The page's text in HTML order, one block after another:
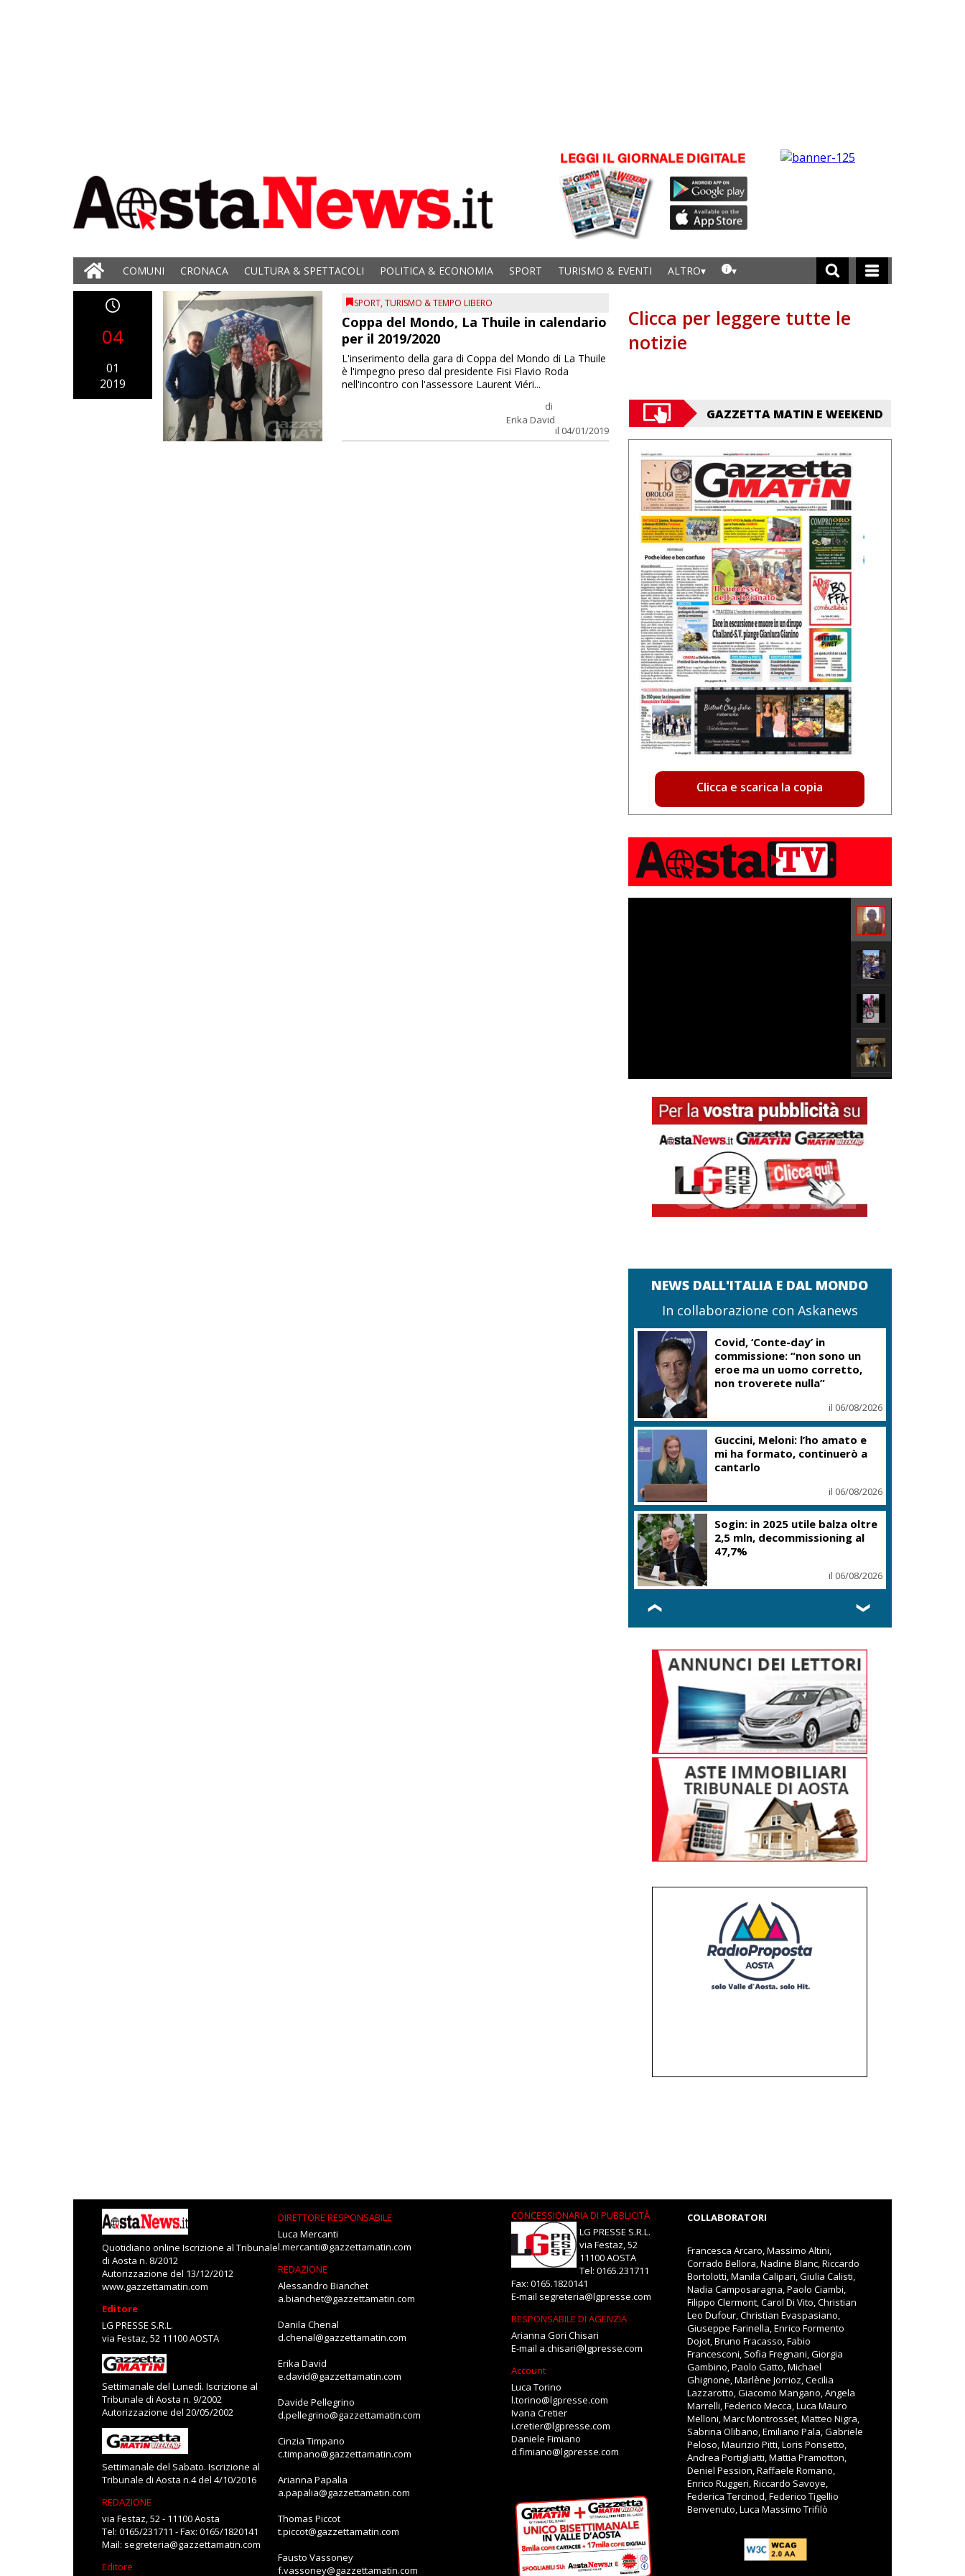
COMUNI CRONACA CULTURA & SPETTACOLI POLITICA & ECONOMIA SPORT TURISMO & EVENTI ALTRO
04
01
2019
SPORT,TURISMO & TEMPO LIBERO
Coppa del Mondo, La Thuile in calendario
per il 2019/2020
di
Erika David
il 04/01/2019
L'inserimento della gara di Coppa del Mondo di La Thuile
è l'impegno preso dal presidente Fisi Flavio Roda
nell'incontro con l'assessore Laurent Viéri...
Clicca per leggere tutte le
notizie
GAZZETTA MATIN E WEEKEND
Clicca e scarica la copia
NEWS DALL'ITALIA E DAL MONDO
In collaborazione con Askanews
Covid, ‘Conte-day’ in
commissione: “non sono un
eroe ma un uomo corretto,
non troverete nulla”
il 06/08/2026
Guccini, Meloni: l’ho amato e
mi ha formato, continuerò a
cantarlo
il 06/08/2026
Sogin: in 2025 utile balza oltre
2,5 mln, decommissioning al
47,7%
il 06/08/2026
❮ ❯
Quotidiano online Iscrizione al Tribunale
di Aosta n. 8/2012
Autorizzazione del 13/12/2012
www.gazzettamatin.com
Editore
LG PRESSE S.R.L.
via Festaz, 52 11100 AOSTA
Settimanale del Lunedì. Iscrizione al
Tribunale di Aosta n. 9/2002
Autorizzazione del 20/05/2002
Settimanale del Sabato. Iscrizione al
Tribunale di Aosta n.4 del 4/10/2016
REDAZIONE
via Festaz, 52 - 11100 Aosta
Tel: 0165/231711 - Fax: 0165/1820141
Mail: segreteria@gazzettamatin.com
Editore
DIRETTORE RESPONSABILE
Luca Mercanti
l.mercanti@gazzettamatin.com
REDAZIONE
Alessandro Bianchet
a.bianchet@gazzettamatin.com
Danila Chenal
d.chenal@gazzettamatin.com
Erika David
e.david@gazzettamatin.com
Davide Pellegrino
d.pellegrino@gazzettamatin.com
Cinzia Timpano
c.timpano@gazzettamatin.com
Arianna Papalia
a.papalia@gazzettamatin.com
Thomas Piccot
t.piccot@gazzettamatin.com
Fausto Vassoney
f.vassoney@gazzettamatin.com
CONCESSIONARIA DI PUBBLICITÀ
LG PRESSE S.R.L.
via Festaz, 52
11100 AOSTA
Tel: 0165.231711
Fax: 0165.1820141
E-mail segreteria@lgpresse.com
RESPONSABILE DI AGENZIA
Arianna Gori Chisari
E-mail a.chisari@lgpresse.com
Account
Luca Torino
l.torino@lgpresse.com
Ivana Cretier
i.cretier@lgpresse.com
Daniele Fimiano
d.fimiano@lgpresse.com
COLLABORATORI
Francesca Arcaro, Massimo Altini,
Corrado Bellora, Nadine Blanc, Riccardo
Bortolotti, Manila Calipari, Giulia Calisti,
Nadia Camposaragna, Paolo Ciambi,
Filippo Clermont, Carol Di Vito, Christian
Leo Dufour, Christian Evaspasiano,
Giuseppe Farinella, Enrico Formento
Dojot, Bruno Fracasso, Fabio
Francesconi, Sofia Fregnani, Giorgia
Gambino, Paolo Gatto, Michael
Ghignone, Marlène Jorrioz, Cecilia
Lazzarotto, Giacomo Mangano, Angela
Marrelli, Federico Mecca, Luca Mauro
Melloni, Marc Montrosset, Matteo Nigra,
Sabrina Olibano, Emiliano Pala, Gabriele
Peloso, Maurizio Pitti, Loris Ponsetto,
Andrea Portigliatti, Mattia Pramotton,
Deniel Pession, Raffaele Romano,
Enrico Ruggeri, Riccardo Savoye,
Federica Tercinod, Federico Tigellio
Benvenuto, Luca Massimo Trifilò